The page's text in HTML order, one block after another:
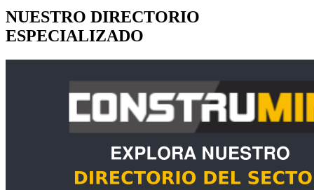
NUESTRO DIRECTORIO
ESPECIALIZADO